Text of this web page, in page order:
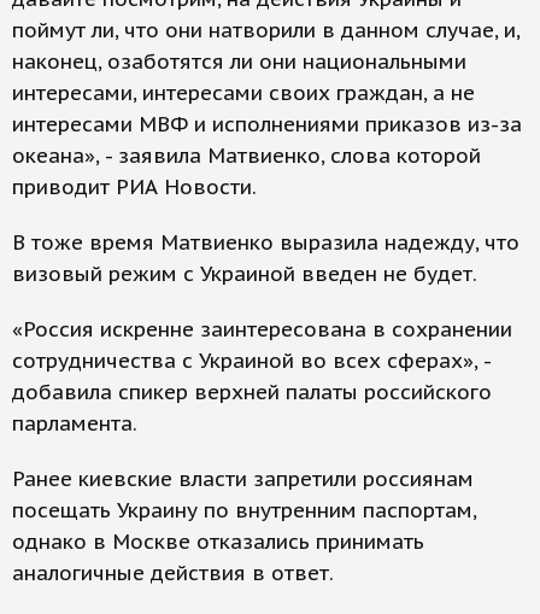
поймут ли, что они натворили в данном случае, и,
наконец, озаботятся ли они национальными
интересами, интересами своих граждан, а не
интересами МВФ и исполнениями приказов из-за
океана», - заявила Матвиенко, слова которой
приводит РИА Новости.
В тоже время Матвиенко выразила надежду, что
визовый режим с Украиной введен не будет.
«Россия искренне заинтересована в сохранении
сотрудничества с Украиной во всех сферах», -
добавила спикер верхней палаты российского
парламента.
Ранее киевские власти запретили россиянам
посещать Украину по внутренним паспортам,
однако в Москве отказались принимать
аналогичные действия в ответ.